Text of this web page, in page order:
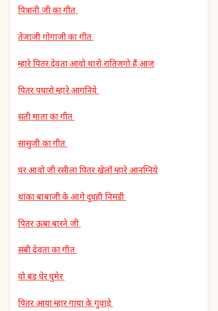
पित्रानी जी का गीत
तेजाजी गोगाजी का गीत
म्हारे पितर देवता आवो थारो रातिजगो हैं आज
पितर पधारो म्हारे आगनिये
सती माता का गीत
सासुजी का गीत
घर आवो जी रसीला पितर खेलों म्हारे आनग्निये
थांका बाबाजी के आगे दुधही निमडी
पितर ऊबा बारने जी
सबी देवता का गीत
यो बड घेर घुमेर
पितर आया म्हार गाया के गुवाड़े